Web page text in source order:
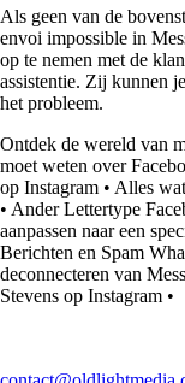
Als geen van de
envoi impossible in
op te nemen met de
assistentie. Zij kunnen
het probleem.
Ontdek de wereld van
moet weten over
op Instagram • Alles
• Ander Lettertype
aanpassen naar een
Berichten en Spam
deconnecteren van
Stevens op Instagram •